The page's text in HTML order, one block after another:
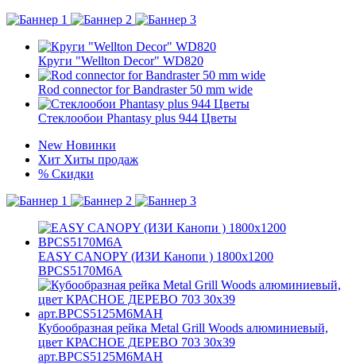
Круги "Wellton Decor" WD820
Rod connector for Bandraster 50 mm wide
Стеклообои Phantasy plus 944 Цветы
New Новинки
Хит Хиты продаж
% Скидки
EASY CANOPY (ИЗИ Канопи ) 1800x1200
BPCS5170M6A
Кубообразная рейка Metal Grill Woods алюминиевый,
цвет КРАСНОЕ ДЕРЕВО 703 30x39
арт.BPCS5125M6MAH